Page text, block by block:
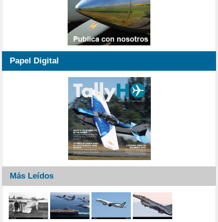
Papel Digital
Más Leídos